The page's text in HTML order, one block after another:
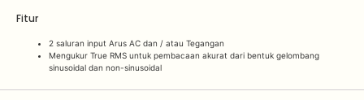
Fitur
2 saluran input Arus AC dan / atau Tegangan
Mengukur True RMS untuk pembacaan akurat dari bentuk gelombang
sinusoidal dan non-sinusoidal